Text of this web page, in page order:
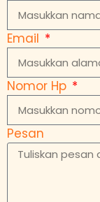
Email
Nomor Hp
Pesan